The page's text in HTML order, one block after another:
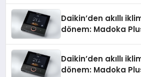
Daikin’den akıllı
dönem: Madoka
Daikin’den akıllı
dönem: Madoka